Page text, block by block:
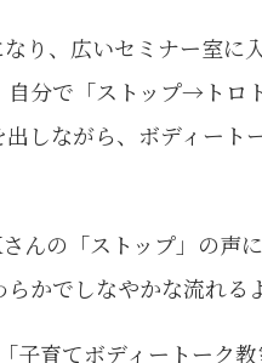
り、広いセミナー室に
自分で「ストップ→トロ
しながら、ボディート
んの「ストップ」の声
かでしなやかな流れる
育てボディートーク